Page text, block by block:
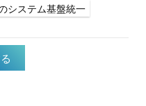
システム基盤統一